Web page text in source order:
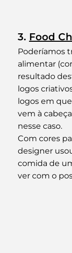
3. Food
Poderíamos
alimentar
resultado
logos
logos em
vem à
nesse caso.
Com cores
designer
comida de
ver com o